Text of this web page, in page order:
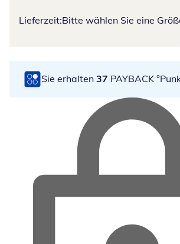
Lieferzeit:Bitte wählen Sie eine
Sie erhalten 37 PAYBACK